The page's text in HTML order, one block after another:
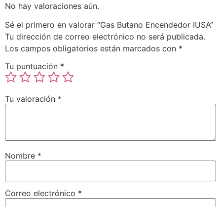
No hay valoraciones aún.
Sé el primero en valorar “Gas Butano Encendedor IUSA”
Tu dirección de correo electrónico no será publicada.
Los campos obligatorios están marcados con *
Tu puntuación *
Tu valoración *
Nombre *
Correo electrónico *